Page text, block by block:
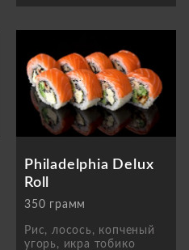
Philadelphia Delux
Roll
350 грамм
Рис, лосось, копченый
угорь, икра тобико